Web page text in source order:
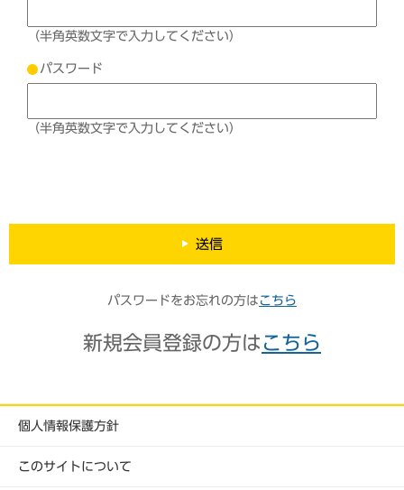
（半角英数文字で入力してください）
パスワード
（半角英数文字で入力してください）
送信
パスワードをお忘れの方は こちら
新規会員登録の方は こちら
個人情報保護方針
このサイトについて